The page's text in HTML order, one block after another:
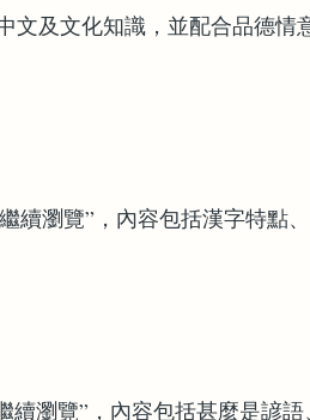
及文化知識，並配合品德情
續瀏覽”，內容包括漢字特點
續瀏覽”，內容包括甚麼是諺